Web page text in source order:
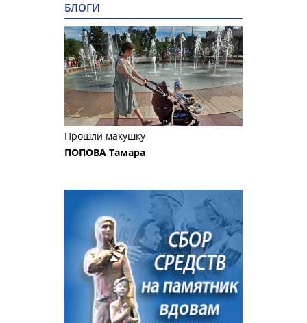
БЛОГИ
Прошли макушку
ПОПОВА Тамара